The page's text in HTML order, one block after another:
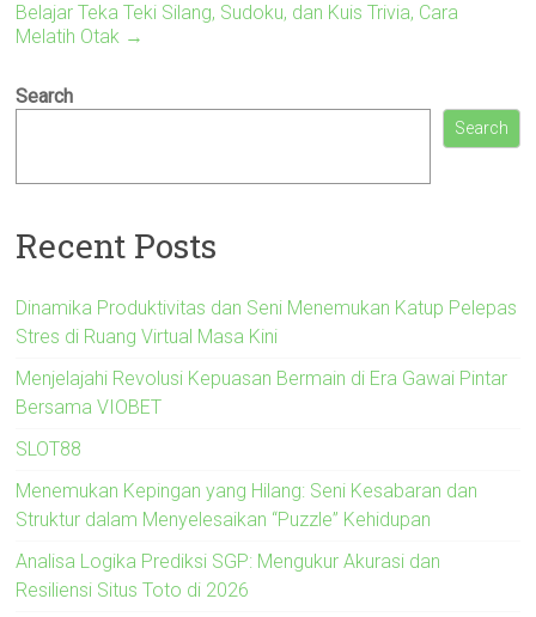
Belajar Teka Teki Silang, Sudoku, dan Kuis Trivia, Cara
Melatih Otak →
Search
Search
Recent Posts
Dinamika Produktivitas dan Seni Menemukan Katup Pelepas
Stres di Ruang Virtual Masa Kini
Menjelajahi Revolusi Kepuasan Bermain di Era Gawai Pintar
Bersama VIOBET
SLOT88
Menemukan Kepingan yang Hilang: Seni Kesabaran dan
Struktur dalam Menyelesaikan “Puzzle” Kehidupan
Analisa Logika Prediksi SGP: Mengukur Akurasi dan
Resiliensi Situs Toto di 2026